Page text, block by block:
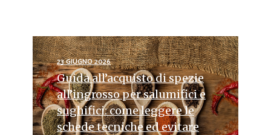
23 GIUGNO 2026
Guida all’acquisto di spezie
all’ingrosso per salumifici e
sughifici: come leggere le
schede tecniche ed evitare